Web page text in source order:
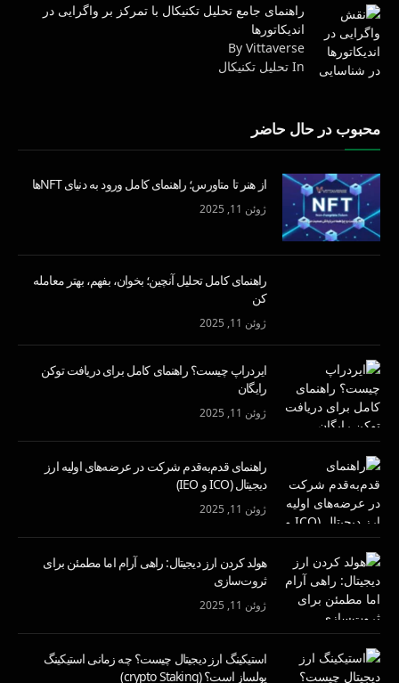
راهنمای جامع تحلیل تکنیکال با تمرکز بر واگرایی در
اندیکاتورها
By Vittaverse
In تحليل تكنيكال
محبوب در حال حاضر
از هنر تا متاورس؛ راهنمای کامل ورود به دنیای NFTها
ژوئن 11, 2025
راهنمای کامل تحلیل آنچین؛ بخوان، بفهم، بهتر معامله
کن
ژوئن 11, 2025
ایردراپ چیست؟ راهنمای کامل برای دریافت توکن
رایگان
ژوئن 11, 2025
راهنمای قدم‌به‌قدم شرکت در عرضه‌های اولیه ارز
دیجیتال (ICO و IEO)
ژوئن 11, 2025
هولد کردن ارز دیجیتال: راهی آرام اما مطمئن برای
ثروت‌سازی
ژوئن 11, 2025
استیکینگ ارز دیجیتال چیست؟ چه زمانی استیکینگ
پولساز است؟ (crypto Staking)